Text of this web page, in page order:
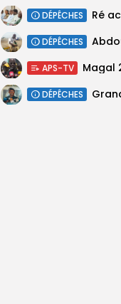
DÉPÊCHES
DÉPÊCHES
APS-TV
DÉPÊCHES